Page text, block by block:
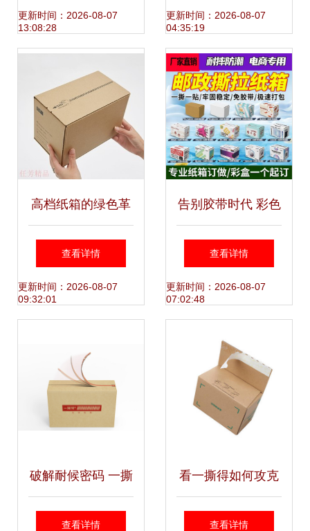
特硬加厚纸箱详解
更新时间：2026-08-07
13:08:28
化 绿色物流、快递
单‘变脸’你都get到
了吗？
更新时间：2026-08-07
04:35:19
高档纸箱的绿色革
新 环保革新催奋
进，精益制造保安
查看详情
更新时间：2026-08-07
09:32:01
告别胶带时代 彩色
拉链纸箱如何重塑
绿色快递包装新体
查看详情
更新时间：2026-08-07
07:02:48
破解耐候密码 一撕
得免胶带纸箱如何
查看详情
看一撕得如何攻克
包装双面胶耐候性
查看详情